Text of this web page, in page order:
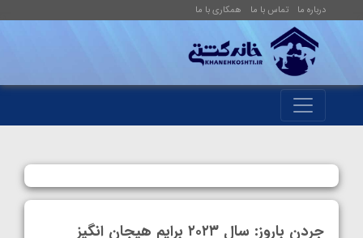
درباره ما تماس با ما همکاری با ما
جردن باروز: سال ۲۰۲۳ برایم هیجان انگیز